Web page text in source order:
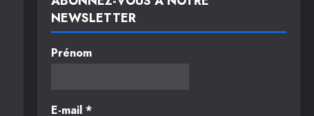
NEWSLETTER
Prénom
E-mail *